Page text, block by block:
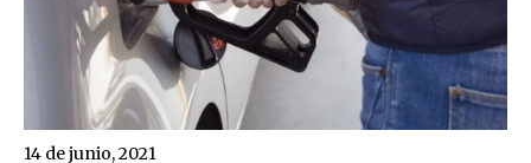
14 de junio, 2021